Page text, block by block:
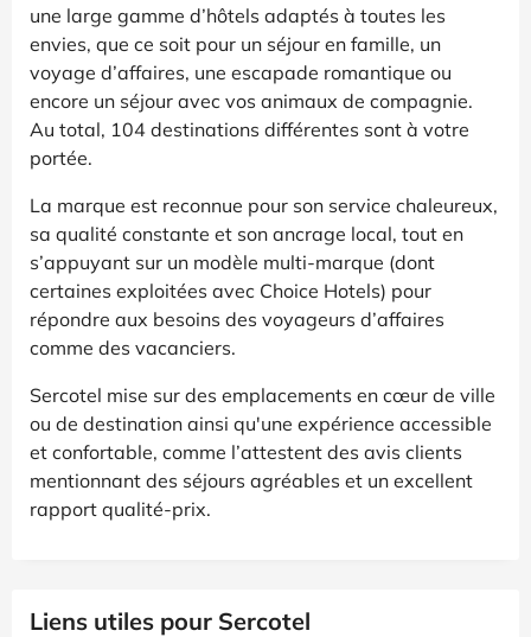
une large gamme d’hôtels adaptés à toutes les
envies, que ce soit pour un séjour en famille, un
voyage d’affaires, une escapade romantique ou
encore un séjour avec vos animaux de compagnie.
Au total, 104 destinations différentes sont à votre
portée.
La marque est reconnue pour son service chaleureux,
sa qualité constante et son ancrage local, tout en
s’appuyant sur un modèle multi-marque (dont
certaines exploitées avec Choice Hotels) pour
répondre aux besoins des voyageurs d’affaires
comme des vacanciers.
Sercotel mise sur des emplacements en cœur de ville
ou de destination ainsi qu'une expérience accessible
et confortable, comme l’attestent des avis clients
mentionnant des séjours agréables et un excellent
rapport qualité-prix.
Liens utiles pour Sercotel